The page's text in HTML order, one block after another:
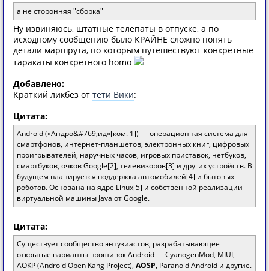
а не сторонняя "сборка"
Ну извиняюсь, штатные телепаты в отпуске, а по
исходному сообщению было КРАЙНЕ сложно понять
детали маршрута, по которым путешествуют конкретные
таракаты конкретного homo
Добавлено:
Краткий ликбез от тети Вики:
Цитата:
Android («Андро&#769;ид»[ком. 1]) — операционная система для
смартфонов, интернет-планшетов, электронных книг, цифровых
проигрывателей, наручных часов, игровых приставок, нетбуков,
смартбуков, очков Google[2], телевизоров[3] и других устройств. В
будущем планируется поддержка автомобилей[4] и бытовых
роботов. Основана на ядре Linux[5] и собственной реализации
виртуальной машины Java от Google.
Цитата:
Существует сообщество энтузиастов, разрабатывающее
открытые варианты прошивок Android — CyanogenMod, MIUI,
AOKP (Android Open Kang Project), AOSP, Paranoid Android и другие.